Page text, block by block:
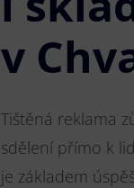
v
Tištěná reklama
sdělení přímo k
je základem